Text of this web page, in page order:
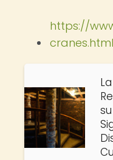
https://
cranes.html